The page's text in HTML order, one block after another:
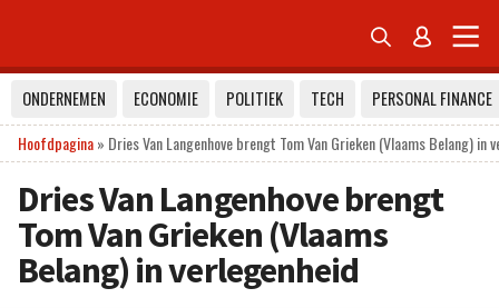
 
ONDERNEMEN ECONOMIE POLITIEK TECH
PERSONAL FINANCE
Hoofdpagina» Dries Van Langenhove brengt Tom Van Grieken (Vlaams Belang) in
Dries Van Langenhove brengt
Tom Van Grieken (Vlaams
Belang) in verlegenheid